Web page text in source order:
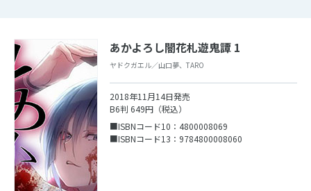
あかよろし闇花札遊鬼譚 1
ヤドクガエル／山口夢、TARO
2018年11月14日発売
B6判 649円（税込）
■ISBNコード10：4800008069
■ISBNコード13：9784800008060